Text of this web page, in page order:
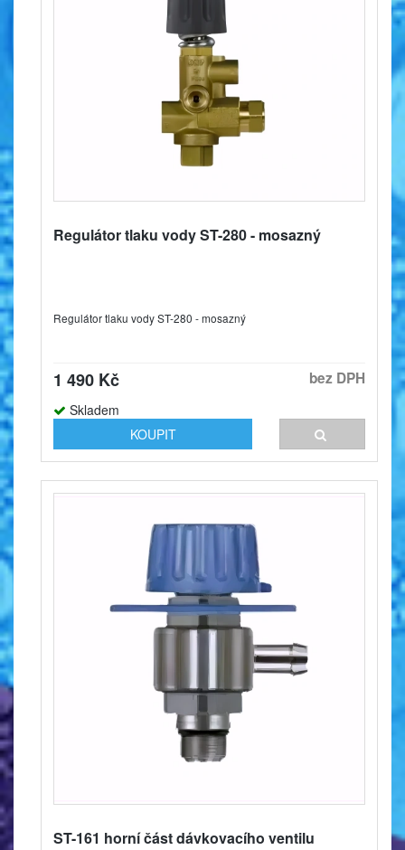
Regulátor tlaku vody ST-280 - mosazný
Regulátor tlaku vody ST-280 - mosazný
1 490 Kč bez DPH
Skladem
KOUPIT
ST-161 horní část dávkovacího ventilu